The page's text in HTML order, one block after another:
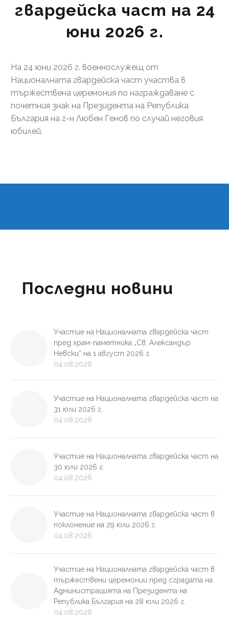
гвардейска част на 24
юни 2026 г.
На 24 юни 2026 г. военнослужещ от
Националната гвардейска част участва в
тържествена церемония по награждаване с
почетния знак на Президента на Република
България на г-н Любен Генов по случай неговия
юбилей.
Последни новини
Участие на Националната гвардейска част
пред храм-паметника „Св. Александър
Невски“ на 1 август 2026 г.
04.08.2026
Участие на Националната гвардейска част на
31 юли 2026 г.
04.08.2026
Участие на Националната гвардейска част на
30 юли 2026 г.
04.08.2026
Участие на Националната гвардейска част в
поклонение на 29 юли 2026 г.
04.08.2026
Участие на Националната гвардейска част в
тържествени церемонии пред сградата на
Администрацията на Президента на
Република България на 28 юли 2026 г.
04.08.2026